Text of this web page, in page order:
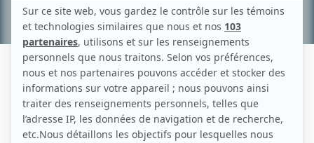
LUC MICHAUD
Liens
Fiche de Luc Michaud sur Showbizz.net